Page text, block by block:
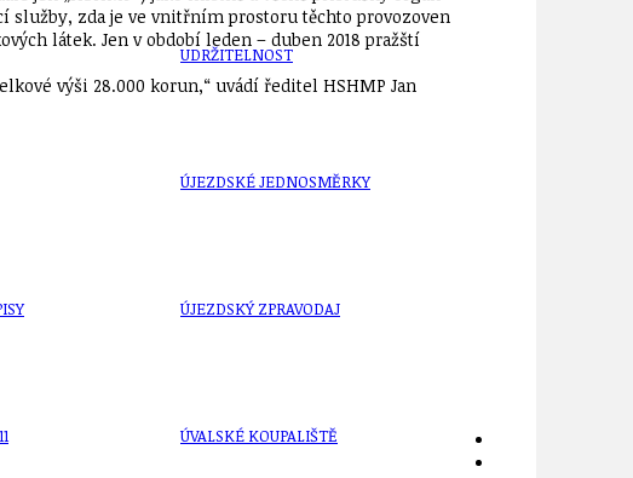
UDRŽITELNOST
ÚJEZDSKÉ JEDNOSMĚRKY
ÚJEZDSKÝ ZPRAVODAJ
ÚVALSKÉ KOUPALIŠTĚ
služby, zda je ve vnitřním prostoru těchto provozoven
látek. Jen v období leden – duben 2018 pražští
výši 28.000 korun,“ uvádí ředitel HSHMP Jan